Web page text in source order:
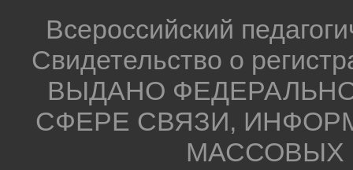
Всероссийский
Свидетельство о
ВЫДАНО
СФЕРЕ СВЯЗИ,
МАССОВЫХ